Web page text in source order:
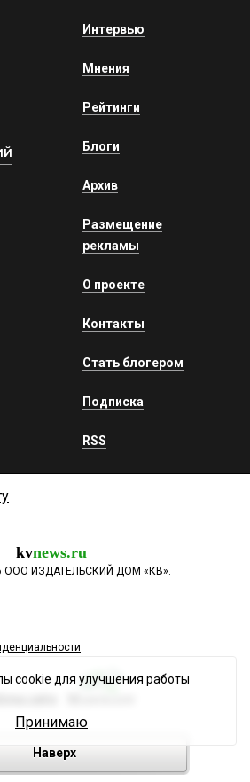
Интервью
Мнения
Рейтинги
Блоги
Архив
Размещение
рекламы
О проекте
Контакты
Стать блогером
Подписка
RSS
kvnews.ru
ООО ИЗДАТЕЛЬСКИЙ ДОМ «КВ».
сайта
Наверх
cookie для улучшения работы
Принимаю